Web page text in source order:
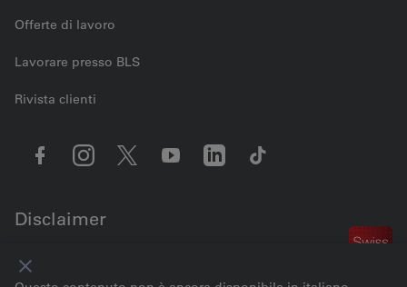
Offerte di lavoro
Lavorare presso BLS
Rivista clienti
Disclaimer
Note legali